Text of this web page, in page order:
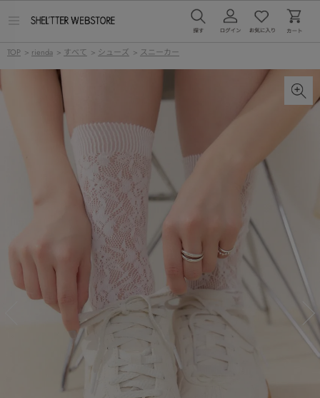
ー
を
TOP > rienda > すべて > シューズ > スニーカー